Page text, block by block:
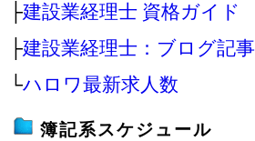
├建設業経理士 資格ガイド
├建設業経理士：ブログ記事
└ハロワ最新求人数
簿記系スケジュール